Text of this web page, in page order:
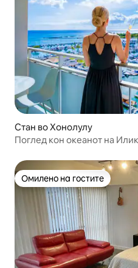
Стан во Хонолулу
Поглед кон океанот на
Омилено на гостите
Омилено на гостите